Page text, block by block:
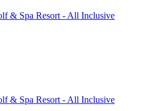
& Spa Resort - All Inclusive
& Spa Resort - All Inclusive